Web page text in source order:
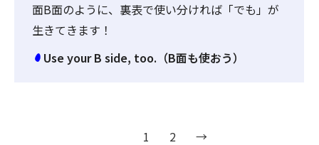
面B面のように、裏表で使い分ければ「でも」が
生きてきます！
Use your B side, too.（B面も使おう）
1 2 →